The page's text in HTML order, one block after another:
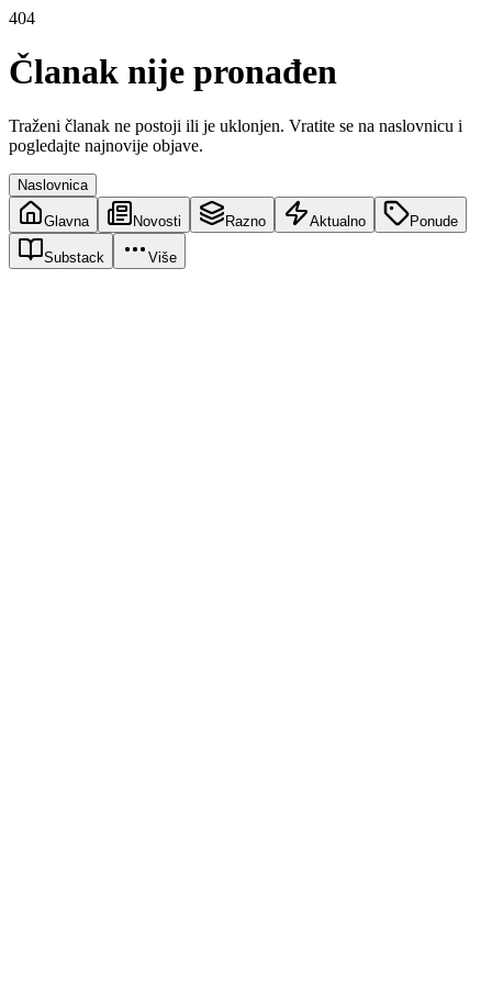
404
Članak nije pronađen
Traženi članak ne postoji ili je uklonjen. Vratite se na naslovnicu i
pogledajte najnovije objave.
Naslovnica
Glavna Novosti Razno Aktualno Ponude
Substack Više